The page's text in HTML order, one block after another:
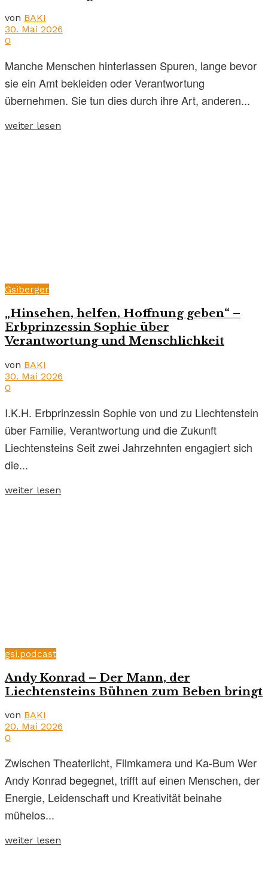
von BAKI
30. Mai 2026
0
Manche Menschen hinterlassen Spuren, lange bevor
sie ein Amt bekleiden oder Verantwortung
übernehmen. Sie tun dies durch ihre Art, anderen...
weiter lesen
Gsiberger
„Hinsehen, helfen, Hoffnung geben“ –
Erbprinzessin Sophie über
Verantwortung und Menschlichkeit
von BAKI
30. Mai 2026
0
I.K.H. Erbprinzessin Sophie von und zu Liechtenstein
über Familie, Verantwortung und die Zukunft
Liechtensteins Seit zwei Jahrzehnten engagiert sich
die...
weiter lesen
gsi.podcast
Andy Konrad – Der Mann, der
Liechtensteins Bühnen zum Beben bringt
von BAKI
20. Mai 2026
0
Zwischen Theaterlicht, Filmkamera und Ka-Bum Wer
Andy Konrad begegnet, trifft auf einen Menschen, der
Energie, Leidenschaft und Kreativität beinahe
mühelos...
weiter lesen